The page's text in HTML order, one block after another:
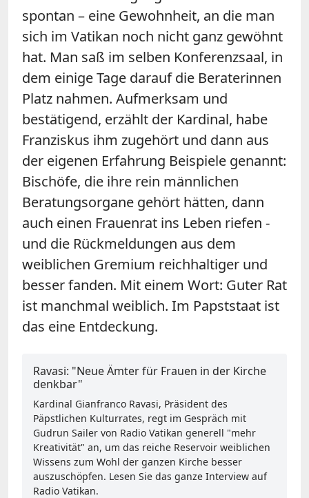
spontan – eine Gewohnheit, an die man
sich im Vatikan noch nicht ganz gewöhnt
hat. Man saß im selben Konferenzsaal, in
dem einige Tage darauf die Beraterinnen
Platz nahmen. Aufmerksam und
bestätigend, erzählt der Kardinal, habe
Franziskus ihm zugehört und dann aus
der eigenen Erfahrung Beispiele genannt:
Bischöfe, die ihre rein männlichen
Beratungsorgane gehört hätten, dann
auch einen Frauenrat ins Leben riefen -
und die Rückmeldungen aus dem
weiblichen Gremium reichhaltiger und
besser fanden. Mit einem Wort: Guter Rat
ist manchmal weiblich. Im Papststaat ist
das eine Entdeckung.
Ravasi: "Neue Ämter für Frauen in der Kirche
denkbar"
Kardinal Gianfranco Ravasi, Präsident des
Päpstlichen Kulturrates, regt im Gespräch mit
Gudrun Sailer von Radio Vatikan generell "mehr
Kreativität" an, um das reiche Reservoir weiblichen
Wissens zum Wohl der ganzen Kirche besser
auszuschöpfen. Lesen Sie das ganze Interview auf
Radio Vatikan.